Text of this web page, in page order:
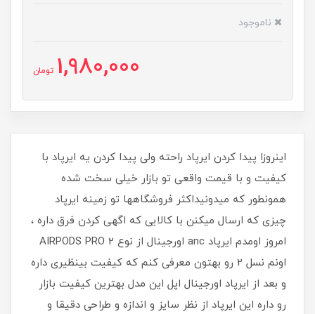
ناموجود
1,980,000 تومان
اینروزا پیدا کردن ایرپاد راحته ولی پیدا کردن یه ایرپاد با
کیفیت و با قیمت واقعی تو بازار خیلی سخت شده
همونطور که میدونیداکثر فروشگاهها تو زمینه ایرپاد
چیزی که ارسال میکنن با کالایی که اگهی کردن فرق داره ،
امروز اومدم ایرپاد anc اورجینال از نوع AIRPODS PRO 2
اونم نسل 2 رو بهتون معرفی کنم که کیفیت بینظیری داره
و بعد از ایرپاد اورجینال اپل این مدل بهترین کیفیت بازار
رو داره این ایرپاد از نظر سایز و اندازه و طراحی دقیقا و